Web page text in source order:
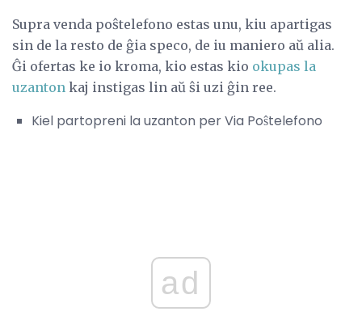
Supra venda poŝtelefono estas unu, kiu apartigas
sin de la resto de ĝia speco, de iu maniero aŭ alia.
Ĝi ofertas ke io kroma, kio estas kio okupas la
uzanton kaj instigas lin aŭ ŝi uzi ĝin ree.
Kiel partopreni la uzanton per Via Poŝtelefono
ad